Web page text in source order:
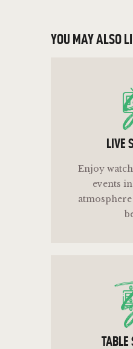
YOU MAY ALSO
LIVE
Enjoy
events
TABLE